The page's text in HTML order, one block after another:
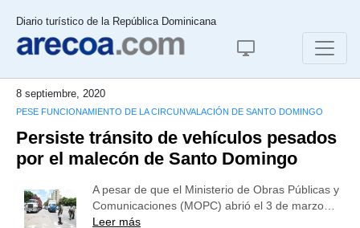
Diario turístico de la República Dominicana
8 septiembre, 2020
PESE FUNCIONAMIENTO DE LA CIRCUNVALACIÓN DE SANTO DOMINGO
Persiste tránsito de vehículos pesados
por el malecón de Santo Domingo
A pesar de que el Ministerio de Obras Públicas y
Comunicaciones (MOPC) abrió el 3 de marzo…
Leer más